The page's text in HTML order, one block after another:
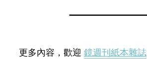
更多內容，歡迎 鏡週刊紙本雜誌